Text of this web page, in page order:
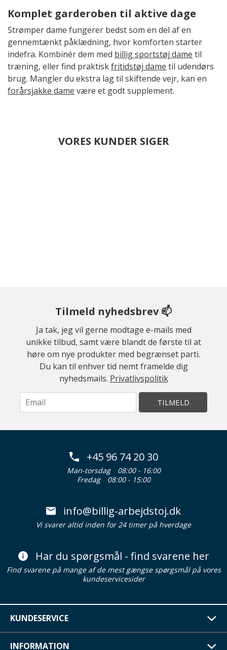
Komplet garderoben til aktive dage
Strømper dame fungerer bedst som en del af en
gennemtænkt påklædning, hvor komforten starter
indefra. Kombinér dem med billig sportstøj dame til
træning, eller find praktiskfritidstøj dame til udendørs
brug. Mangler du ekstra lag til skiftende vejr, kan en
forårsjakke dame være et godt supplement.
VORES KUNDER SIGER
Tilmeld nyhedsbrev 📫
Ja tak, jeg vil gerne modtage e-mails med
unikke tilbud, samt være blandt de første til at
høre om nye produkter med begrænset parti.
Du kan til enhver tid nemt framelde dig
nyhedsmails. Privatlivspolitik
TILMELD
+45 96 74 20 30
Man-torsdag
08:00 - 16:00
Fredag
08:00 - 15:00
info@billig-arbejdstoj.dk
Vi svarer altid inden for 24 timer på hverdage
Har du spørgsmål - find svarene her
Find svarene på mange af de mest gængse spørgsmål på vores
kundeservicesider
KUNDESERVICE
INFORMATION